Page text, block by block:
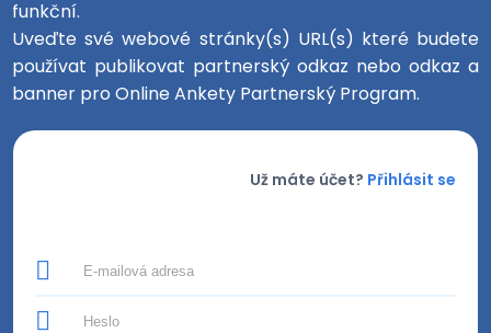
funkční.
Uveďte své webové stránky(s) URL(s) které budete
používat publikovat partnerský odkaz nebo odkaz a
banner pro Online Ankety Partnerský Program.
Už máte účet? Přihlásit se